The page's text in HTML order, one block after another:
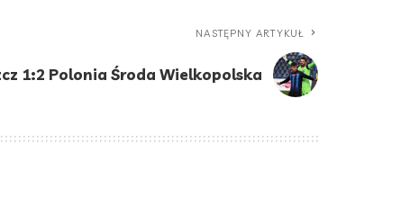
NASTĘPNY ARTYKUŁ
1:2 Polonia Środa Wielkopolska